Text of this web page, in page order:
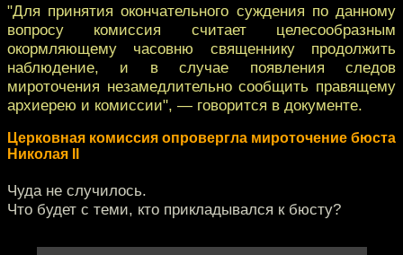
"Для принятия окончательного суждения по данному
вопросу комиссия считает целесообразным
окормляющему часовню священнику продолжить
наблюдение, и в случае появления следов
мироточения незамедлительно сообщить правящему
архиерею и комиссии", — говорится в документе.
Церковная комиссия опровергла мироточение бюста
Николая II
Чуда не случилось.
Что будет с теми, кто прикладывался к бюсту?